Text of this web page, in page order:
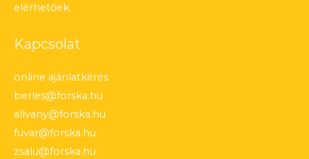
elérhetőek.
Kapcsolat
online ajánlatkérés
berles@forska.hu
allvany@forska.hu
fuvar@forska.hu
zsalu@forska.hu